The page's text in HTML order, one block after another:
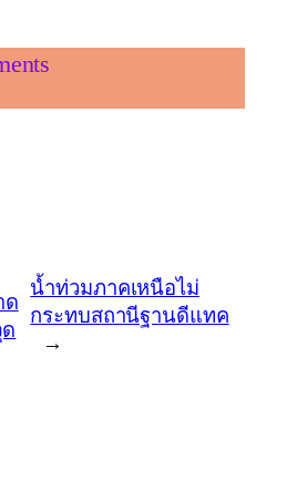
ด
น้ำท่วมภาคเหนือไม่
กระทบสถานีฐานดีแทค
→